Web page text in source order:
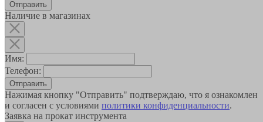
Наличие в магазинах
Имя:
Телефон:
Отправить
Нажимая кнопку "Отправить" подтверждаю, что я ознакомлен
и согласен с условиями политики конфиденциальности.
Заявка на прокат инструмента